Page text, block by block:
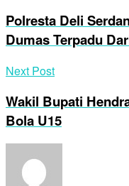
Polresta Deli
Dumas Terpadu
Next Post
Wakil Bupati
Bola U15